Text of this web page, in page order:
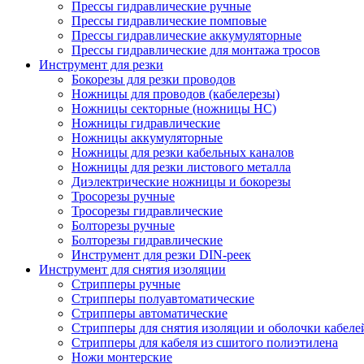
Прессы гидравлические ручные
Прессы гидравлические помповые
Прессы гидравлические аккумуляторные
Прессы гидравлические для монтажа тросов
Инструмент для резки
Бокорезы для резки проводов
Ножницы для проводов (кабелерезы)
Ножницы секторные (ножницы НС)
Ножницы гидравлические
Ножницы аккумуляторные
Ножницы для резки кабельных каналов
Ножницы для резки листового металла
Диэлектрические ножницы и бокорезы
Тросорезы ручные
Тросорезы гидравлические
Болторезы ручные
Болторезы гидравлические
Инструмент для резки DIN-реек
Инструмент для снятия изоляции
Cтрипперы ручные
Cтрипперы полуавтоматические
Cтрипперы автоматические
Стрипперы для снятия изоляции и оболочки
Стрипперы для кабеля из сшитого полиэтилена
Ножи монтерские